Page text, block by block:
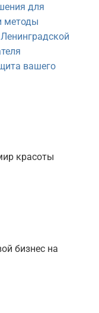
для
методы
вашего
красоты
бизнес на